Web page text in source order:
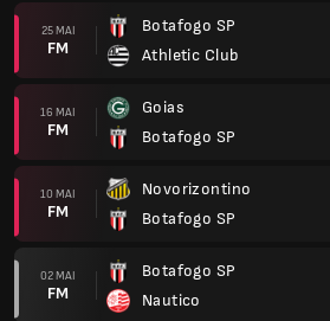
25 MAI
FM
Botafogo SP
Athletic Club
16 MAI
FM
Goias
Botafogo SP
10 MAI
FM
Novorizontino
Botafogo SP
02 MAI
FM
Botafogo SP
Nautico